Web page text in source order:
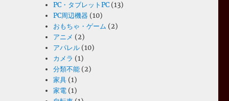
PC・タブレットPC (13)
PC周辺機器 (10)
おもちゃ・ゲーム (2)
アニメ (2)
アパレル (10)
カメラ (1)
分類不能 (2)
家具 (1)
家電 (1)